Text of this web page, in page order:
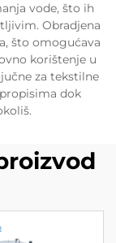
vode, što ih
Obradjena
što omogućava
korištenje u
za tekstilne
dok